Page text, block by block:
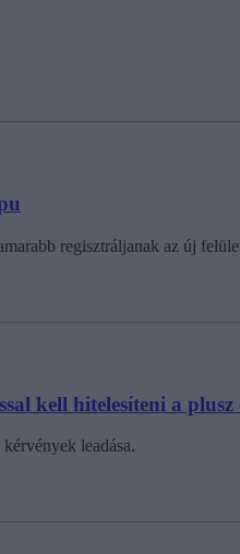
regisztráljanak az új
kell hitelesíteni a plusz
leadása.